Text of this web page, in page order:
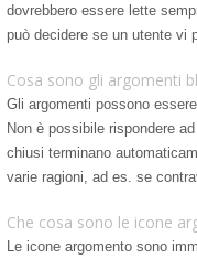
dovrebbero essere lette
può decidere se un utente vi
Cosa sono gli argomenti
Gli argomenti possono
Non è possibile rispondere
chiusi terminano
varie ragioni, ad es. se
Che cosa sono le icone
Le icone argomento sono